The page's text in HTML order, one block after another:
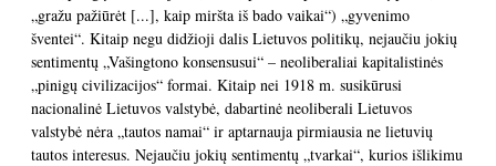
„gražu pažiūrėt [...], kaip miršta iš bado vaikai“) „gyvenimo
šventei“. Kitaip negu didžioji dalis Lietuvos politikų, nejaučiu jokių
sentimentų „Vašingtono konsensusui“ – neoliberaliai kapitalistinės
„pinigų civilizacijos“ formai. Kitaip nei 1918 m. susikūrusi
nacionalinė Lietuvos valstybė, dabartinė neoliberali Lietuvos
valstybė nėra „tautos namai“ ir aptarnauja pirmiausia ne lietuvių
tautos interesus. Nejaučiu jokių sentimentų „tvarkai“, kurios išlikimu